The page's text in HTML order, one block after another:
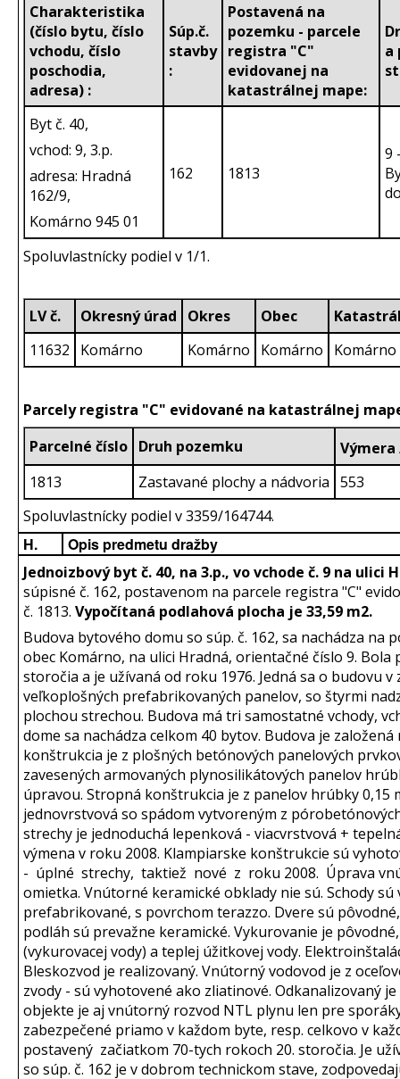
Charakteristika
(číslo bytu, číslo
vchodu, číslo
poschodia,
adresa) :
Súp.č.
stavby
:
Postavená na
pozemku - parcele
registra "C"
evidovanej na
katastrálnej mape:
a
Byt č. 40,
vchod: 9, 3.p.
adresa: Hradná
162/9,
Komárno 945 01
162 1813
9
Spoluvlastnícky podiel v 1/1.
LV č. Okresný úrad Okres Obec
11632
Komárno Komárno Komárno Komárno
Parcely registra "C" evidované na katastrálnej
Parcelné číslo Druh pozemku
1813
Zastavané plochy a nádvoria 553
Spoluvlastnícky podiel v 3359/164744.
H. Opis predmetu dražby
Jednoizbový byt č. 40, na 3.p., vo vchode č. 9 na ulici
súpisné č. 162, postavenom na parcele registra "C"
č. 1813. Vypočítaná podlahová plocha je 33,59 m2.
Budova bytového domu so súp. č. 162, sa nachádza na
obec Komárno, na ulici Hradná, orientačné číslo 9.
storočia a je užívaná od roku 1976. Jedná sa o budovu
veľkoplošných prefabrikovaných panelov, so štyrmi
plochou strechou. Budova má tri samostatné vchody,
dome sa nachádza celkom 40 bytov. Budova je
konštrukcia je z plošných betónových panelových
zavesených armovaných plynosilikátových panelov
úpravou. Stropná konštrukcia je z panelov hrúbky 0,15
jednovrstvová so spádom vytvoreným z
strechy je jednoduchá lepenková - viacvrstvová +
výmena v roku 2008. Klampiarske konštrukcie sú
- úplné strechy, taktiež nové z roku 2008. Úprava
omietka. Vnútorné keramické obklady nie sú. Schody
prefabrikované, s povrchom terazzo. Dvere sú
podláh sú prevažne keramické. Vykurovanie je
(vykurovacej vody) a teplej úžitkovej vody.
Bleskozvod je realizovaný. Vnútorný vodovod je z
zvody - sú vyhotovené ako zliatinové. Odkanalizovaný
objekte je aj vnútorný rozvod NTL plynu len pre
zabezpečené priamo v každom byte, resp. celkovo v
postavený začiatkom 70-tych rokoch 20. storočia. Je
so súp. č. 162 je v dobrom technickom stave,